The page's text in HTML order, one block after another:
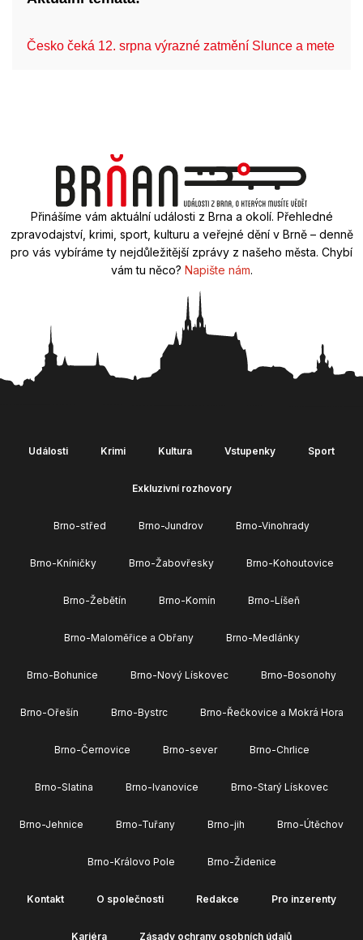
Česko čeká 12. srpna výrazné zatmění Slunce a mete…
Přinášíme vám aktuální události z Brna a okolí. Přehledné
zpravodajství, krimi, sport, kulturu a veřejné dění v Brně – denně
pro vás vybíráme ty nejdůležitější zprávy z našeho města. Chybí
vám tu něco? Napište nám.
Události Krimi Kultura Vstupenky Sport
Exkluzivní rozhovory
Brno-střed Brno-Jundrov Brno-Vinohrady
Brno-Kníničky Brno-Žabovřesky Brno-Kohoutovice
Brno-Žebětín Brno-Komín Brno-Líšeň
Brno-Maloměřice a Obřany Brno-Medlánky
Brno-Bohunice Brno-Nový Lískovec Brno-Bosonohy
Brno-Ořešín Brno-Bystrc Brno-Řečkovice a Mokrá Hora
Brno-Černovice Brno-sever Brno-Chrlice
Brno-Slatina Brno-Ivanovice Brno-Starý Lískovec
Brno-Jehnice Brno-Tuřany Brno-jih Brno-Útěchov
Brno-Královo Pole Brno-Židenice
Kontakt O společnosti Redakce Pro inzerenty
Kariéra Zásady ochrany osobních údajů